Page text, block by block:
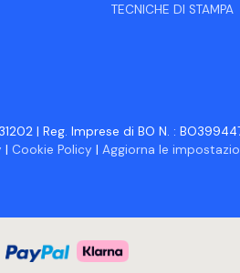
TECNICHE DI STAMPA
| Reg. Imprese di BO N. :
| Cookie Policy | Aggiorna le